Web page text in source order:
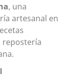
, una
artesanal en
repostería